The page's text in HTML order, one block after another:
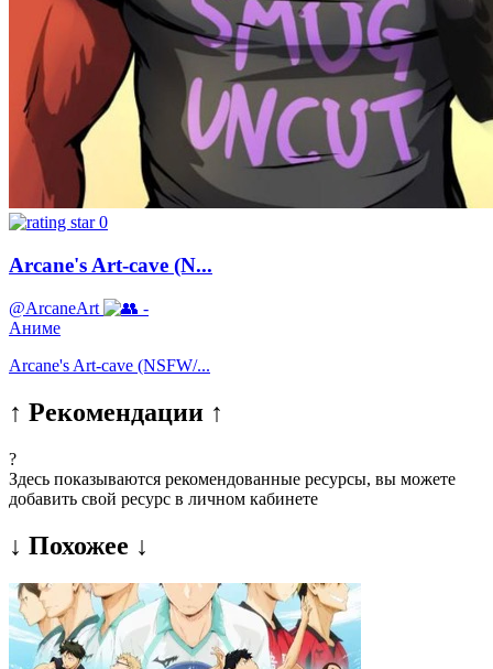
0
Arcane's Art-cave (N...
@ArcaneArt
-
Аниме
Arcane's Art-cave (NSFW/...
↑ Рекомендации ↑
?
Здесь показываются рекомендованные ресурсы, вы можете
добавить свой ресурс в личном кабинете
↓ Похожее ↓